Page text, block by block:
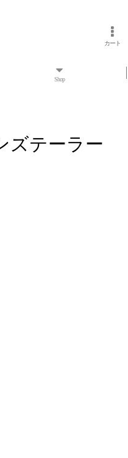
カート
Shop
ズテーラー